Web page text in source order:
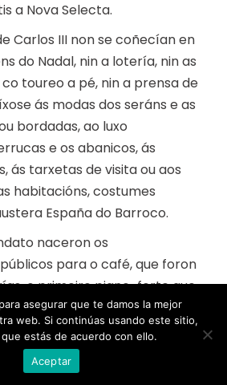
a Nova Selecta.
Carlos III non se coñecían en
do Nadal, nin a lotería, nin as
toureo a pé, nin a prensa de
ás modas dos seráns e as
bordadas, ao luxo
e os abanicos, ás
ás tarxetas de visita ou aos
habitacións, costumes
España do Barroco.
naceron os
para o café, que foron
o primeiro piano-forte que
os bailes de máscaras, o
sainetes, a arte neoclásico e os
populares, en substitución dos
ou bélicos. Importou
asegurar que te damos la mejor
web. Si continúas usando este sitio,
estás de acuerdo con ello.
Aceptar